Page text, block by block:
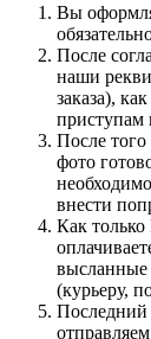
Вы
После
наши
заказа),
приступам
После
фото
внести
Как
(курьеру,
Последний